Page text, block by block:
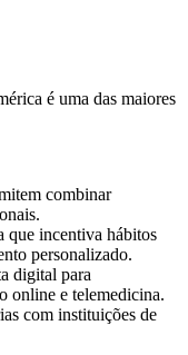
é uma das maiores
combinar
que incentiva hábitos
personalizado.
digital para
online e telemedicina.
com instituições de